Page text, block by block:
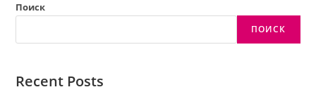
В
На
Поиск
ПОИСК
Recent Posts